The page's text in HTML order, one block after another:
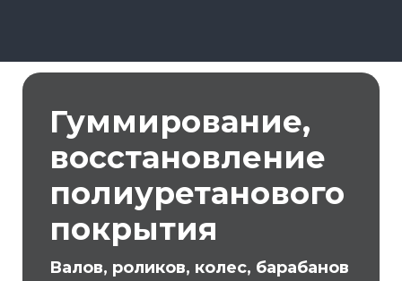
Гуммирование,
восстановление
полиуретанового
покрытия
Валов, роликов, колес, барабанов